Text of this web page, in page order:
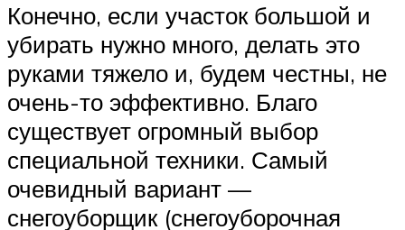
Конечно, если участок большой и
убирать нужно много, делать это
руками тяжело и, будем честны, не
очень-то эффективно. Благо
существует огромный выбор
специальной техники. Самый
очевидный вариант —
снегоуборщик (снегоуборочная